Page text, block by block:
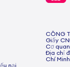
nại
CÔNG
Giấy
Cơ
Địa chỉ
Chí